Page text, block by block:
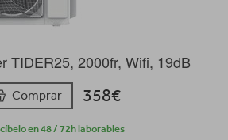
TIDER25, 2000fr, Wifi, 19dB
Comprar 358€
en 48 / 72h laborables